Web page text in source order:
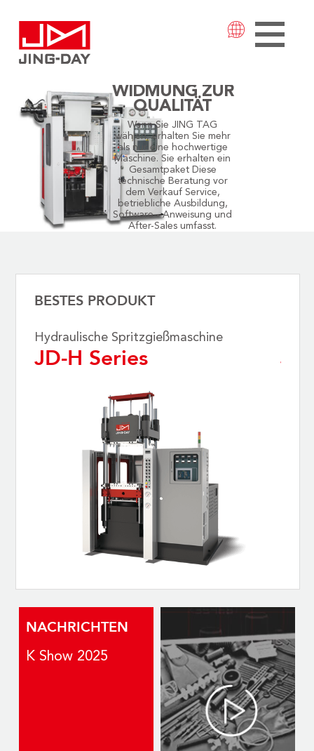
WIDMUNG ZUR
QUALITÄT
Wenn Sie JING TAG
wählen, erhalten Sie mehr
als nur eine hochwertige
Maschine. Sie erhalten ein
Gesamtpaket Diese
technische Beratung vor
dem Verkauf Service,
betriebliche Ausbildung,
Software - Anweisung und
After-Sales umfasst.
BESTES PRODUKT
Hydraulische Spritzgießmaschine
JD-H Series
NACHRICHTEN
K Show 2025 2025 CHINAPLAS